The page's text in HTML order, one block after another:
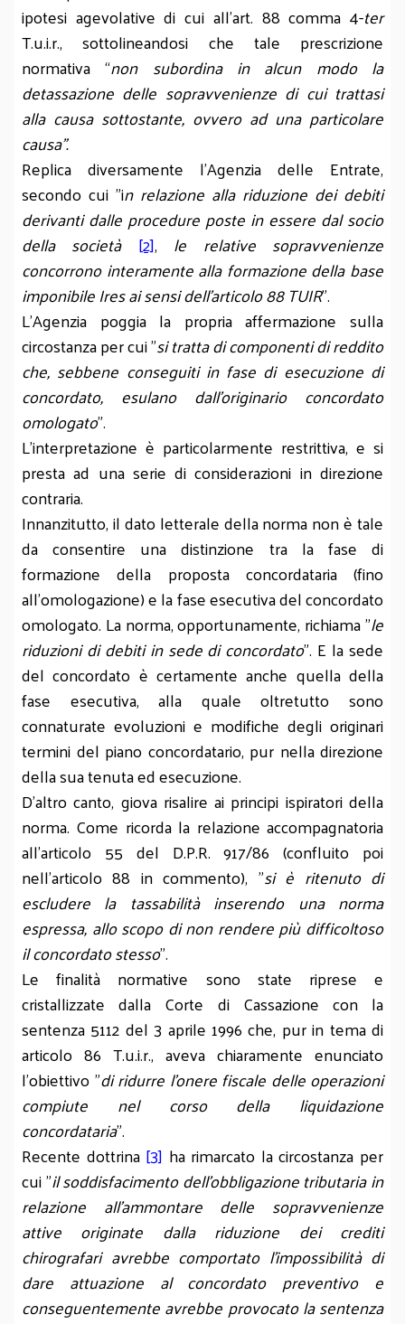
ipotesi agevolative di cui all’art. 88 comma 4-ter
T.u.i.r., sottolineandosi che tale prescrizione
normativa “non subordina in alcun modo la
detassazione delle sopravvenienze di cui trattasi
alla causa sottostante, ovvero ad una particolare
causa”.
Replica diversamente l'Agenzia delle Entrate,
secondo cui "in relazione alla riduzione dei debiti
derivanti dalle procedure poste in essere dal socio
della società [2], le relative sopravvenienze
concorrono interamente alla formazione della base
imponibile Ires ai sensi dell'articolo 88 TUIR".
L'Agenzia poggia la propria affermazione sulla
circostanza per cui "si tratta di componenti di reddito
che, sebbene conseguiti in fase di esecuzione di
concordato, esulano dall'originario concordato
omologato".
L'interpretazione è particolarmente restrittiva, e si
presta ad una serie di considerazioni in direzione
contraria.
Innanzitutto, il dato letterale della norma non è tale
da consentire una distinzione tra la fase di
formazione della proposta concordataria (fino
all’omologazione) e la fase esecutiva del concordato
omologato. La norma, opportunamente, richiama "le
riduzioni di debiti in sede di concordato". E la sede
del concordato è certamente anche quella della
fase esecutiva, alla quale oltretutto sono
connaturate evoluzioni e modifiche degli originari
termini del piano concordatario, pur nella direzione
della sua tenuta ed esecuzione.
D’altro canto, giova risalire ai principi ispiratori della
norma. Come ricorda la relazione accompagnatoria
all'articolo 55 del D.P.R. 917/86 (confluito poi
nell’articolo 88 in commento), "si è ritenuto di
escludere la tassabilità inserendo una norma
espressa, allo scopo di non rendere più difficoltoso
il concordato stesso".
Le finalità normative sono state riprese e
cristallizzate dalla Corte di Cassazione con la
sentenza 5112 del 3 aprile 1996 che, pur in tema di
articolo 86 T.u.i.r., aveva chiaramente enunciato
l'obiettivo "di ridurre l'onere fiscale delle operazioni
compiute nel corso della liquidazione
concordataria".
Recente dottrina [3]ha rimarcato la circostanza per
cui "il soddisfacimento dell’obbligazione tributaria in
relazione all'ammontare delle sopravvenienze
attive originate dalla riduzione dei crediti
chirografari avrebbe comportato l'impossibilità di
dare attuazione al concordato preventivo e
conseguentemente avrebbe provocato la sentenza